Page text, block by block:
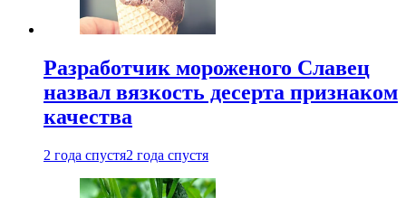
Разработчик мороженого Славец
назвал вязкость десерта признаком
качества
2 года спустя2 года спустя